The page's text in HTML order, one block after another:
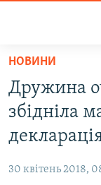
Перейти
основного
матеріалу
до
основної
ВОДА.КРИМ
ВІДЕО ТА ФОТО
БЛОГИ
НОВИНИ
Дружина
збідніла
30 квітень 2018,